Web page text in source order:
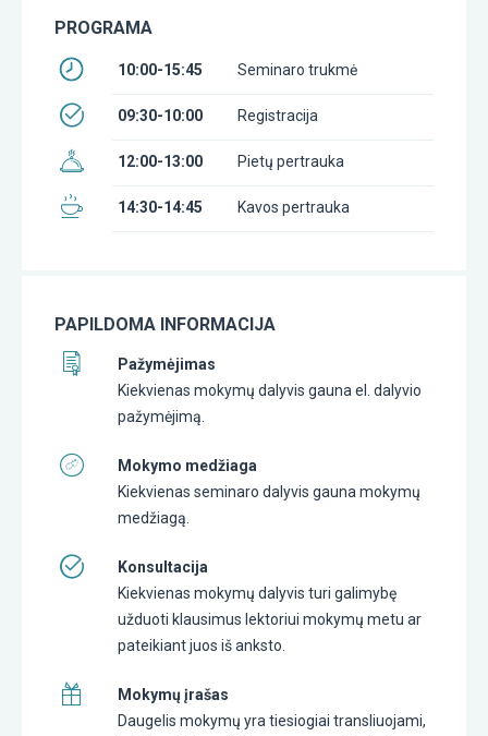
PROGRAMA
10:00-15:45 Seminaro trukmė
09:30-10:00 Registracija
12:00-13:00 Pietų pertrauka
14:30-14:45 Kavos pertrauka
PAPILDOMA INFORMACIJA
Pažymėjimas
Kiekvienas mokymų dalyvis gauna el. dalyvio
pažymėjimą.
Mokymo medžiaga
Kiekvienas seminaro dalyvis gauna mokymų
medžiagą.
Konsultacija
Kiekvienas mokymų dalyvis turi galimybę
užduoti klausimus lektoriui mokymų metu ar
pateikiant juos iš anksto.
Mokymų įrašas
Daugelis mokymų yra tiesiogiai transliuojami,